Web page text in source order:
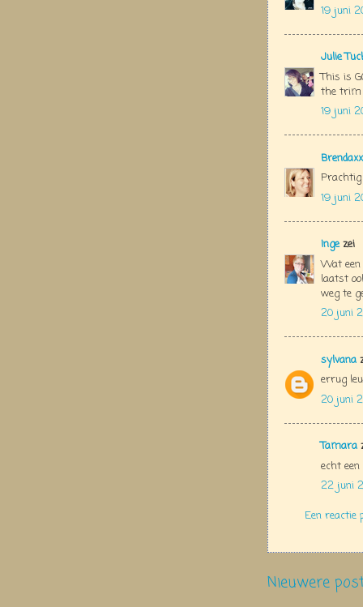
19 juni
Julie
This is
the trim
19 juni
Brendaxx
Prachtig
19 juni
Ingezei
Wat een
laatst
weg te
20 juni
sylvana
errug
20 juni
Tamara
echt
22 juni
Een reactie
Nieuwere